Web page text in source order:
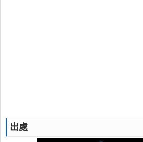
出處